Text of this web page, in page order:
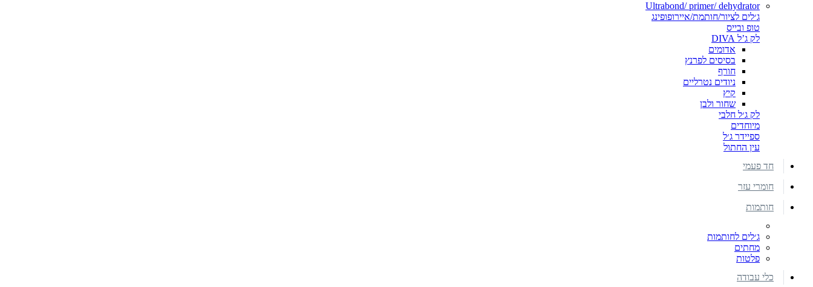
Ultrabond/ primer/ dehydrator
ג׳לים לציור/חותמת/איירופופינג
טופ ובייס
לק ג’ל DIVA
אדומים
בסיסים לפרנץ
חורף
ניודים נטרליים
קיץ
שחור ולבן
לק ג׳ל חלבי
מיוחדים
ספיידר ג׳ל
עין החתול
חד פעמי
חומרי עזר
חותמות
ג׳לים לחותמות
מחתים
פלטות
כלי עבודה